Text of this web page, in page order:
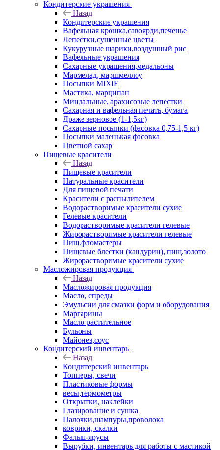
Кондитерские украшения
Назад
Кондитерские украшения
Вафельная крошка,савоярди,печенье
Лепестки,сушенные цветы
Кукурузные шарики,воздушный рис
Вафельные украшения
Сахарные украшения,медальоны
Мармелад, маршмеллоу
Посыпки MIXIE
Мастика, марципан
Миндальные, арахисовые лепестки
Сахарная и вафельная печать, бумага
Драже зерновое (1-1,5кг)
Сахарные посыпки (фасовка 0,75-1,5 кг)
Посыпки маленькая фасовка
Цветной сахар
Пищевые красители
Назад
Пищевые красители
Натуральные красители
Для пищевой печати
Красители с распылителем
Водорастворимые красители сухие
Гелевые красители
Водорастворимые красители гелевые
Жирорастворимые красители гелевые
Пищ.фломастеры
Пищевые блестки (кандурин), пищ.золото
Жирорастворимые красители сухие
Масложировая продукция
Назад
Масложировая продукция
Масло, спреды
Эмульсии для смазки форм и оборудования
Маргарины
Масло растительное
Бульоны
Майонез,соус
Кондитерский инвентарь
Назад
Кондитерский инвентарь
Топперы, свечи
Пластиковые формы
весы,термометры
Открытки, наклейки
Глазирование и сушка
Палочки,шампуры,проволока
коврики, скалки
Фальш-ярусы
Вырубки, инвентарь для работы с мастикой